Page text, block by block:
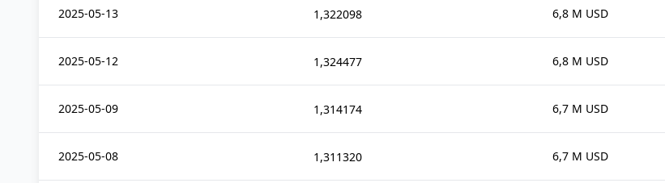
2025-05-13 1,322098 6,8 M USD
2025-05-12 1,324477 6,8 M USD
2025-05-09 1,314174 6,7 M USD
2025-05-08 1,311320 6,7 M USD